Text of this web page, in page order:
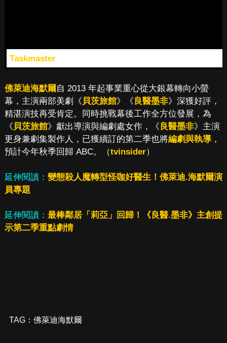
Taskmaster
佛萊迪海默爾自 2013 年起事業重心從大銀幕轉向小螢
幕，主演兩部美劇《 貝茨旅館》《 良醫墨非》深獲好評，
精湛演技再受肯定。同時挑戰幕後工作全方位發展，為
《 貝茨旅館》獻出導演與編劇處女作，《 良醫墨非》主演
更身兼劇集製作人，已獲續訂的第二季也將編劇與執導，
預計今年秋季回歸 ABC。（tvinsider）
延伸閱讀： 變態殺人魔轉型怪咖好醫生！佛萊迪.海默爾演
員專題
延伸閱讀： 最棒鄰居「莉亞」回歸！《良醫.墨非》主創提
示第二季重點劇情
TAG： 佛萊迪海默爾